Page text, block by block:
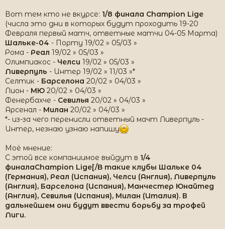
Вот тем кто не вкурсе: 1/8 финала Champion Lige
(числа это дни в которых будут проходить 19-20
Февраля первый матч, ответные матчи 04-05 Марта)
Шальке-04 - Порту 19/02 » 05/03 »
Рома - Реал 19/02 » 05/03 »
Олимпиакос - Челси 19/02 » 05/03 »
Ливерпуль - Интер 19/02 » 11/03 »*
Селтик - Барселона 20/02 » 04/03 »
Лион - МЮ 20/02 » 04/03 »
Фенербахче - Севилья 20/02 » 04/03 »
Арсенал - Милан 20/02 » 04/03 »
*- из-за чего перенисли ответный мачт Ливерпуль -
Интер, незнаю узнаю напишу
Моё мнение:
С этой все компаниимое выйдут в 1/4
финалаChampion Lige[/B такие клубы Шальке 04
(Германия), Реал (Испания), Челси (Англия), Ливерпуль
(Англия), Барселона (Испания), Манчестер Юнайтед
(Англия), Севилья (Испания), Милан (Италия). В
дальнейшем они будут ввести борьбу за трофей
Лиги.